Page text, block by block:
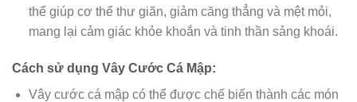
thể giúp cơ thể thư giãn, giảm căng thẳng và mệt mỏi,
mang lại cảm giác khỏe khoắn và tinh thần sảng khoái.
Cách sử dụng Vây Cước Cá Mập:
Vây cước cá mập có thể được chế biến thành các món